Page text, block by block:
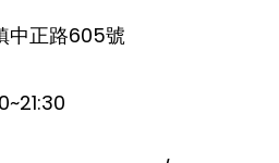
中正路605號